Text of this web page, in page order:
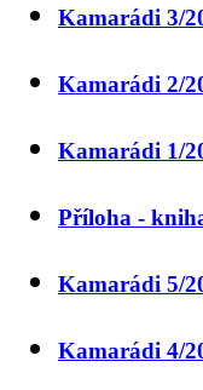
Kamarádi 3/
Kamarádi 2/
Kamarádi 1/
Příloha -
Kamarádi 5/
Kamarádi 4/